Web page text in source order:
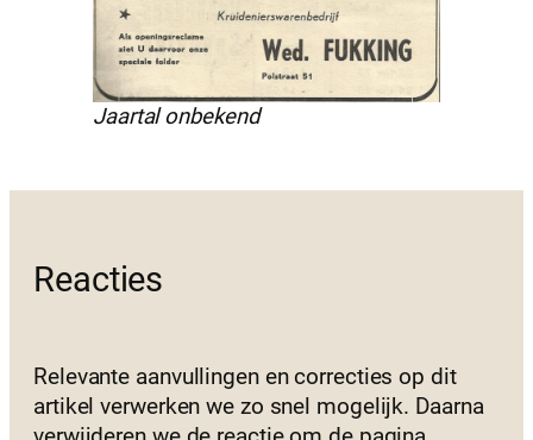
Jaartal onbekend
Reacties
Relevante aanvullingen en correcties op dit
artikel verwerken we zo snel mogelijk. Daarna